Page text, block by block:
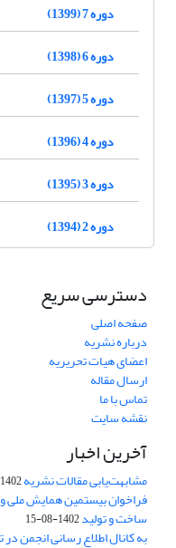
دوره 7 (1399)
دوره 6 (1398)
دوره 5 (1397)
دوره 4 (1396)
دوره 3 (1395)
دوره 2 (1394)
دسترسی سریع
صفحه اصلی
درباره نشریه
اعضای هیات تحریریه
ارسال مقاله
تماس با ما
نقشه سایت
آخرین اخبار
مشابهت‌یابی مقالات نشریه1402-11-01
فراخوان بیستمین همایش ملی
ساخت و تولید1402-08-15
به کانال اطلاع رسانی انجمن در